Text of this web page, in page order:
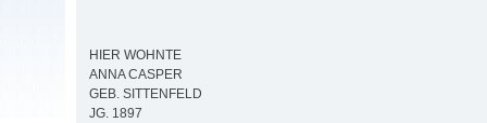
HIER WOHNTE
ANNA CASPER
GEB. SITTENFELD
JG. 1897